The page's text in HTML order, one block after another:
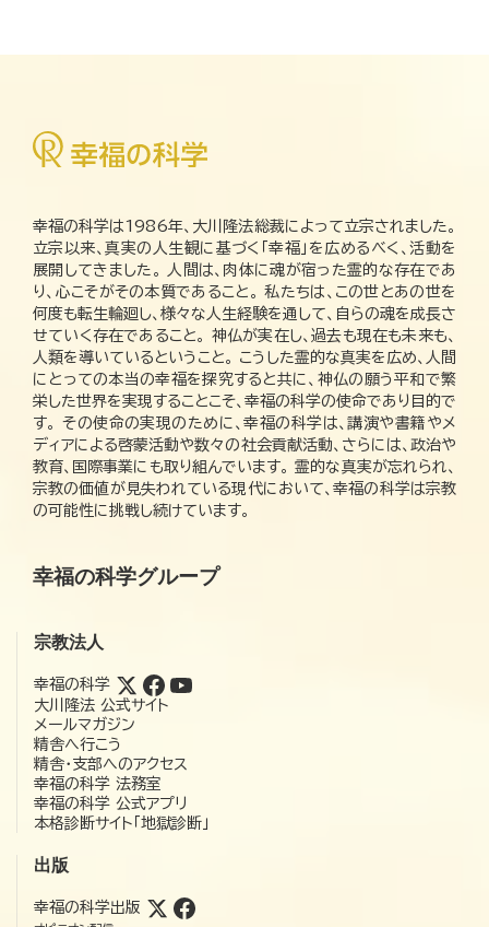
幸福の科学は1986年、大川隆法総裁によって立宗されました。
立宗以来、真実の人生観に基づく「幸福」を広めるべく、活動を
展開してきました。 人間は、肉体に魂が宿った霊的な存在であ
り、心こそがその本質であること。 私たちは、この世とあの世を
何度も転生輪廻し、様々な人生経験を通して、自らの魂を成長さ
せていく存在であること。 神仏が実在し、過去も現在も未来も、
人類を導いているということ。 こうした霊的な真実を広め、人間
にとっての本当の幸福を探究すると共に、神仏の願う平和で繁
栄した世界を実現することこそ、幸福の科学の使命であり目的で
す。 その使命の実現のために、幸福の科学は、講演や書籍やメ
ディアによる啓蒙活動や数々の社会貢献活動、さらには、政治や
教育、国際事業にも取り組んでいます。 霊的な真実が忘れられ、
宗教の価値が見失われている現代において、幸福の科学は宗教
の可能性に挑戦し続けています。
幸福の科学グループ
宗教法人
幸福の科学
大川隆法 公式サイト
メールマガジン
精舎へ行こう
精舎・支部へのアクセス
幸福の科学 法務室
幸福の科学 公式アプリ
本格診断サイト「地獄診断」
出版
幸福の科学出版